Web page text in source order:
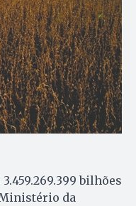
bilhões
da